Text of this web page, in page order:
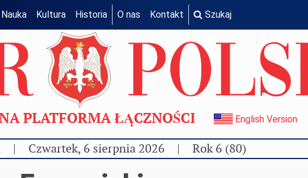
Nauka Kultura Historia O nas Kontakt Szukaj
PLATFORMA ŁĄCZNOŚCI English Version
| Czwartek, 6 sierpnia 2026 | Rok 6 (80)